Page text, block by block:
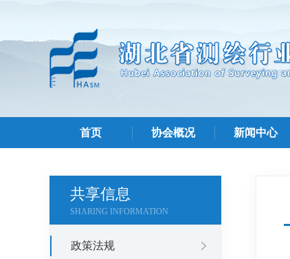
首页 协会概况 新闻中心
共享信息
SHARING INFORMATION
政策法规